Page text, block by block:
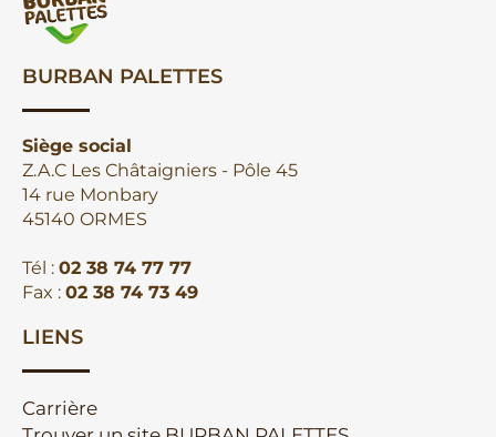
BURBAN PALETTES
Siège social
Z.A.C Les Châtaigniers - Pôle 45
14 rue Monbary
45140 ORMES
Tél : 02 38 74 77 77
Fax : 02 38 74 73 49
LIENS
Carrière